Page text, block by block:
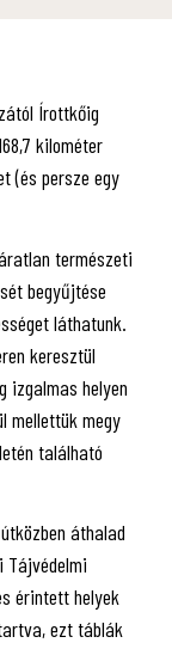
Írottkőig
kilométer
(és persze egy
természeti
begyűjtése
láthatunk.
keresztül
izgalmas helyen
mellettük megy
található
áthalad
érintett helyek
ezt táblák